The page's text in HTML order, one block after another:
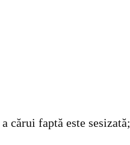
cărui faptă este sesizată;